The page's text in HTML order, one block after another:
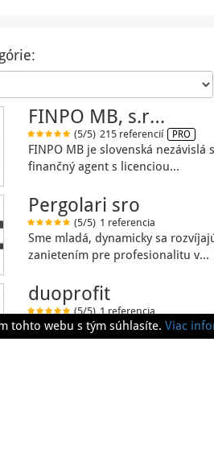
FINPO MB, s.r…
(5/5) 215 referencií PRO
FINPO MB je slovenská
finančný agent s licenciou…
Pergolari sro
(5/5) 1 referencia
Sme mladá, dynamicky sa
zanietením pre profesionalitu v…
duoprofit
(5/5) 1 referencia
Kvalita,komplexnosť,individuálny
vás komplexné služby v…
tohto webu s tým súhlasíte. Viac